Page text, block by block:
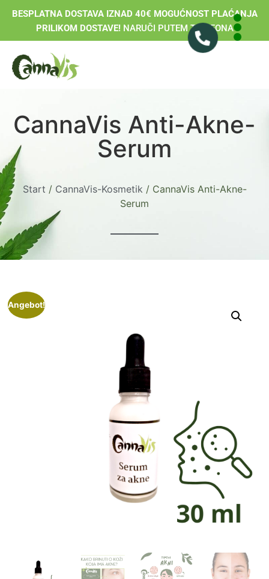
BESPLATNA DOSTAVA IZNAD 40€ MOGUĆNOST PLAĆANJA
PRILIKOM DOSTAVE!NARUČI PUTEM TELEFONA
CannaVis Anti-Akne-
Serum
Start / CannaVis-Kosmetik / CannaVis Anti-Akne-
Serum
Angebot!